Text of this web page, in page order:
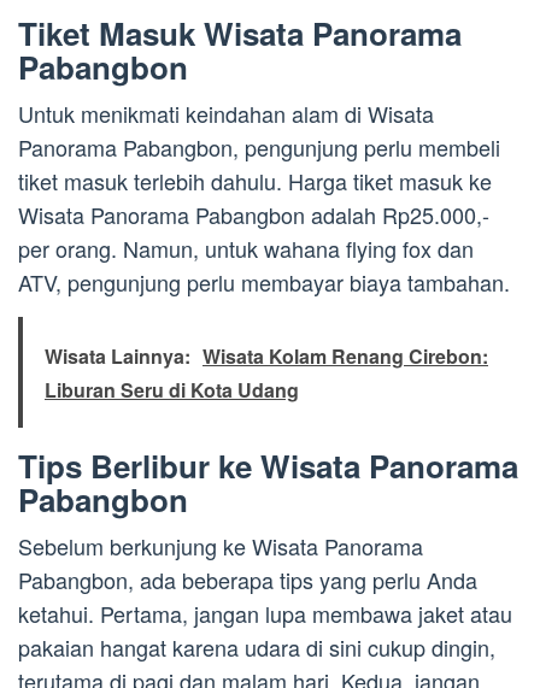
Tiket Masuk Wisata Panorama
Pabangbon
Untuk menikmati keindahan alam di Wisata
Panorama Pabangbon, pengunjung perlu membeli
tiket masuk terlebih dahulu. Harga tiket masuk ke
Wisata Panorama Pabangbon adalah Rp25.000,-
per orang. Namun, untuk wahana flying fox dan
ATV, pengunjung perlu membayar biaya tambahan.
Wisata Lainnya: Wisata Kolam Renang Cirebon:
Liburan Seru di Kota Udang
Tips Berlibur ke Wisata Panorama
Pabangbon
Sebelum berkunjung ke Wisata Panorama
Pabangbon, ada beberapa tips yang perlu Anda
ketahui. Pertama, jangan lupa membawa jaket atau
pakaian hangat karena udara di sini cukup dingin,
terutama di pagi dan malam hari. Kedua, jangan